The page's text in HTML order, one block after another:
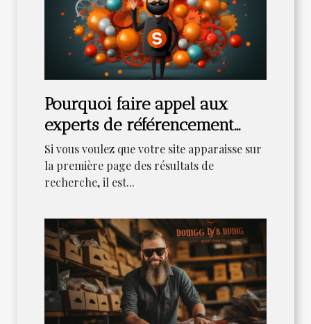
Pourquoi faire appel aux
experts de référencement
web ?
Si vous voulez que votre site apparaisse sur
la première page des résultats de
recherche, il est...